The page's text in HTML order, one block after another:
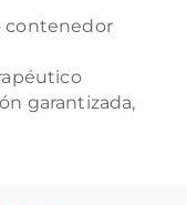
contenedor
garantizada,